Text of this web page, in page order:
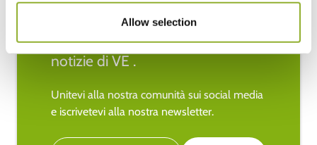
Allow selection
Rimanete aggiornati sulle ultime
notizie di VE .
Unitevi alla nostra comunità sui social media
e iscrivetevi alla nostra newsletter.